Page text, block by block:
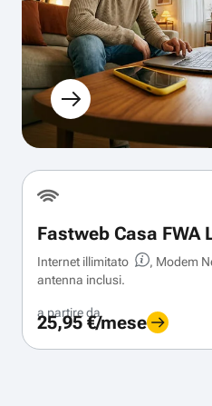
Fastweb Casa FWA
Internet illimitato
, Modem
antenna inclusi.
a partire da
25,95 €/mese